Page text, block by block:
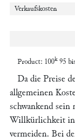
Verkaufskosten
Product: 100k 95
Da die Preise
allgemeinen
schwankend sein
Willkürlichkeit in
vermeiden. Bei